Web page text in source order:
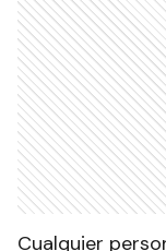
Cualquier